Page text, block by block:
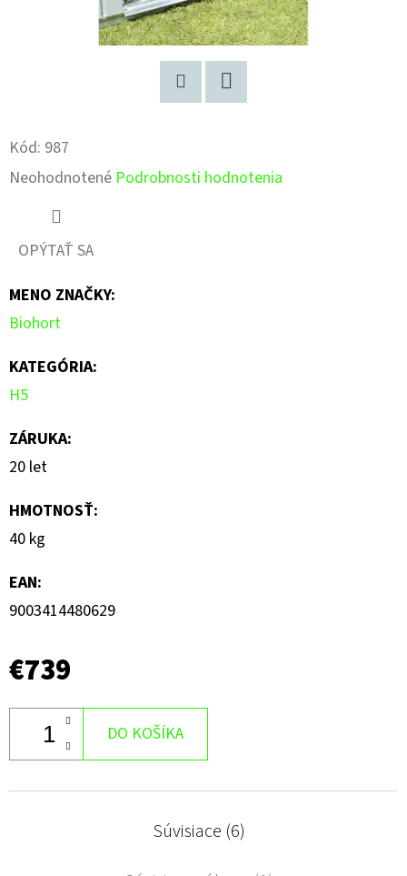
Kód: 987
Priemerné
hodnotenie
produktu
0,0
z
5
hviezdičiek.
Neohodnotené Podrobnosti hodnotenia
OPÝTAŤ SA
MENO ZNAČKY:
Biohort
KATEGÓRIA:
H5
ZÁRUKA:
20 let
HMOTNOSŤ:
40 kg
EAN:
9003414480629
€739
DO KOŠÍKA
Súvisiace (6)